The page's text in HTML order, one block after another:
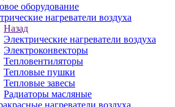
оборудование
нагреватели воздуха
Назад
Электрические нагреватели воздуха
Электроконвекторы
Тепловентиляторы
Тепловые пушки
Тепловые завесы
Радиаторы масляные
нагреватели воздуха